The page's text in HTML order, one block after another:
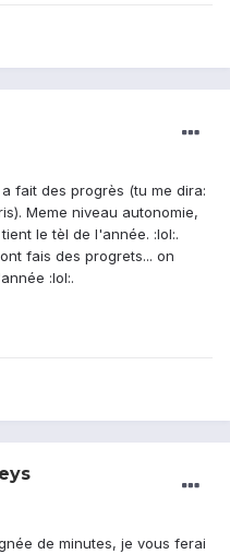
fait des progrès (tu me dira:
Meme niveau autonomie,
le tèl de l'année. :lol:.
fais des progrets... on
:lol:.
de minutes, je vous ferai